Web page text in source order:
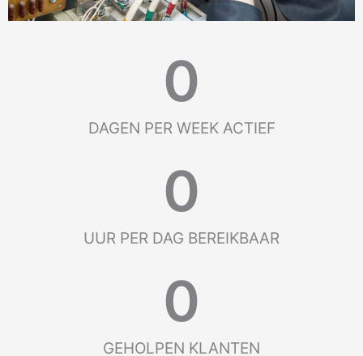
DAGEN PER WEEK ACTIEF
0
UUR PER DAG BEREIKBAAR
0
GEHOLPEN KLANTEN
0